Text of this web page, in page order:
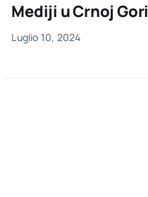
Mediji u Crnoj Gori
Luglio 10, 2024